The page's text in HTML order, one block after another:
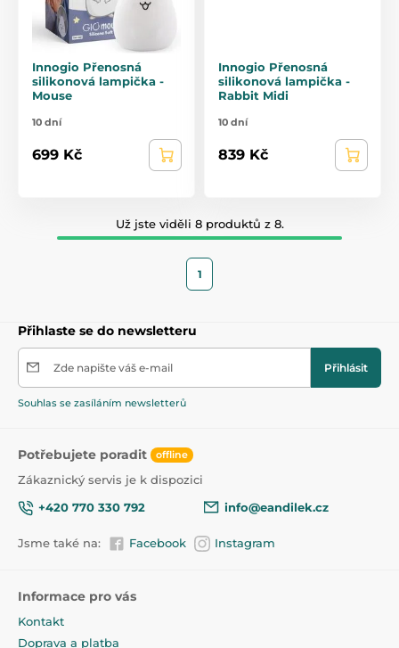
Innogio Přenosná
silikonová lampička -
Mouse
10 dní
699 Kč
Innogio Přenosná
silikonová lampička -
Rabbit Midi
10 dní
839 Kč
Už jste viděli 8 produktů z 8.
1
Přihlaste se do newsletteru
Zde napište váš e-mail Přihlásit
Souhlas se zasíláním newsletterů
Potřebujete poradit offline
Zákaznický servis je k dispozici
+420 770 330 792
info@eandilek.cz
Jsme také na: Facebook Instagram
Informace pro vás
Kontakt
Doprava a platba